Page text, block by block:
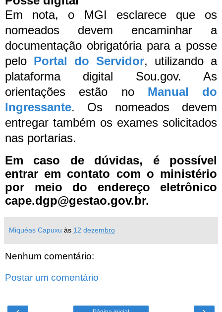
Em nota, o MGI esclarece que os
nomeados devem encaminhar a
documentação obrigatória para a posse
pelo Portal do Servidor, utilizando a
plataforma digital Sou.gov. As
orientações estão no Manual do
Ingressante. Os nomeados devem
entregar também os exames solicitados
nas portarias.
Em caso de dúvidas, é possível
entrar em contato com o ministério
por meio do endereço eletrônico
cape.dgp@gestao.gov.br.
Miquéas Capuxu às 12 dezembro
Nenhum comentário:
Postar um comentário